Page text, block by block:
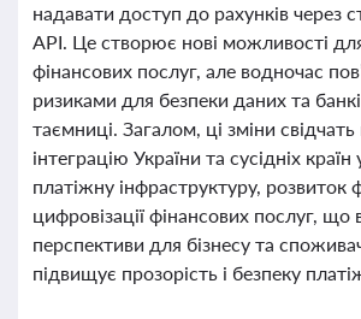
надавати доступ до рахунків через
API. Це створює нові можливості
фінансових послуг, але водночас
ризиками для безпеки даних та
таємниці. Загалом, ці зміни
інтеграцію України та сусідніх
платіжну інфраструктуру, розвиток
цифровізації фінансових послуг, що
перспективи для бізнесу та
підвищує прозорість і безпеку